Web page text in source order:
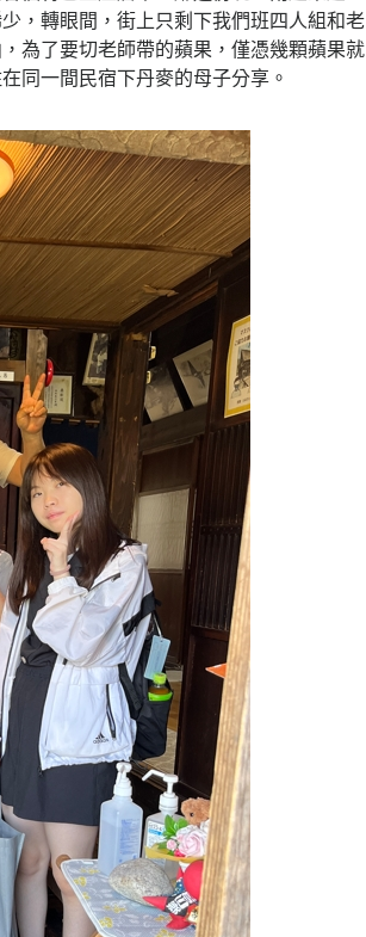
，轉眼間，街上只剩下我們班四人組和老
為了要切老師帶的蘋果，僅憑幾顆蘋果就
同一間民宿下丹麥的母子分享。